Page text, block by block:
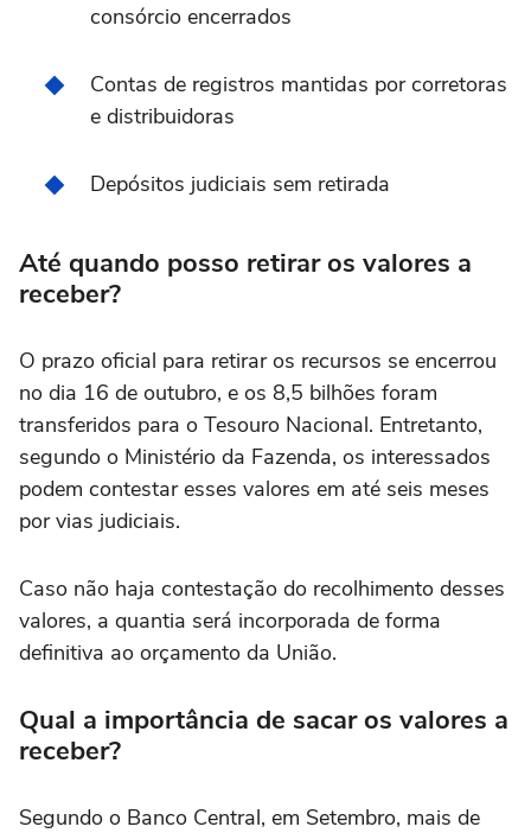
consórcio encerrados
Contas de registros mantidas por corretoras
e distribuidoras
Depósitos judiciais sem retirada
Até quando posso retirar os valores a
receber?
O prazo oficial para retirar os recursos se encerrou
no dia 16 de outubro, e os 8,5 bilhões foram
transferidos para o Tesouro Nacional. Entretanto,
segundo o Ministério da Fazenda, os interessados
podem contestar esses valores em até seis meses
por vias judiciais.
Caso não haja contestação do recolhimento desses
valores, a quantia será incorporada de forma
definitiva ao orçamento da União.
Qual a importância de sacar os valores a
receber?
Segundo o Banco Central, em Setembro, mais de